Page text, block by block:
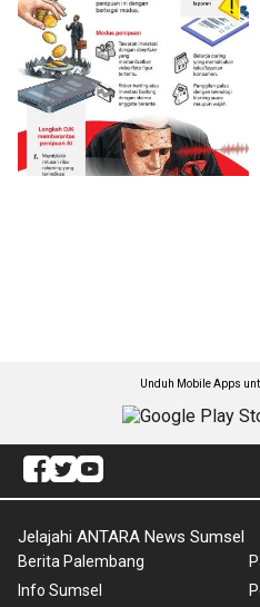
Unduh Mobile Apps
Jelajahi ANTARA News Sumsel
Berita Palembang
Info Sumsel